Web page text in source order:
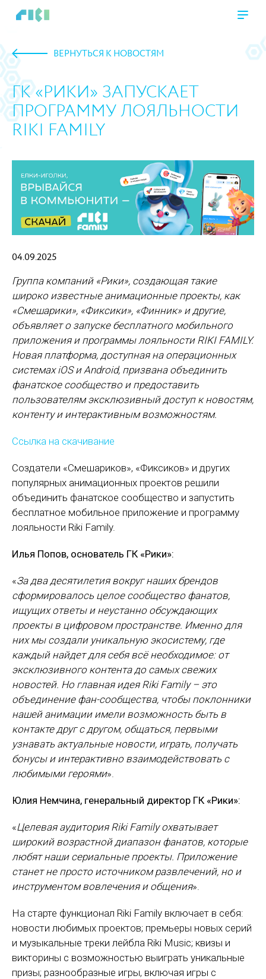
ВЕРНУТЬСЯ К НОВОСТЯМ
ГК «РИКИ» ЗАПУСКАЕТ
ПРОГРАММУ ЛОЯЛЬНОСТИ
RIKI FAMILY
https://www.high-endrolex.com/45
04.09.2025
Группа компаний «Рики», создающая такие
широко известные анимационные проекты, как
«Смешарики», «Фиксики», «Финник» и другие,
объявляет о запуске бесплатного мобильного
приложения и программы лояльности RIKI FAMILY.
Новая платформа, доступная на операционных
системах iOS и Android, призвана объединить
фанатское сообщество и предоставить
пользователям эксклюзивный доступ к новостям,
контенту и интерактивным возможностям.
Ссылка на скачивание
Создатели «Смешариков», «Фиксиков» и других
популярных анимационных проектов решили
объединить фанатское сообщество и запустить
бесплатное мобильное приложение и программу
лояльности Riki Family.
Илья Попов, основатель ГК «Рики»:
«За два десятилетия вокруг наших брендов
сформировалось целое сообщество фанатов,
ищущих ответы и неустанно обсуждающих
проекты в цифровом пространстве. Именно для
них мы создали уникальную экосистему, где
каждый найдет для себя всё необходимое: от
эксклюзивного контента до самых свежих
новостей. Но главная идея Riki Family – это
объединение фан-сообщества, чтобы поклонники
нашей анимации имели возможность быть в
контакте друг с другом, общаться, первыми
узнавать актуальные новости, играть, получать
бонусы и интерактивно взаимодействовать с
любимыми героями».
Юлия Немчина, генеральный директор ГК «Рики»:
«Целевая аудитория Riki Family охватывает
широкий возрастной диапазон фанатов, которые
любят наши сериальные проекты. Приложение
станет не просто источником развлечений, но и
инструментом вовлечения и общения».
На старте функционал Riki Family включает в себя:
новости любимых проектов; премьеры новых серий
и музыкальные треки лейбла Riki Music; квизы и
викторины с возможностью выиграть уникальные
призы; разнообразные игры, включая игры с